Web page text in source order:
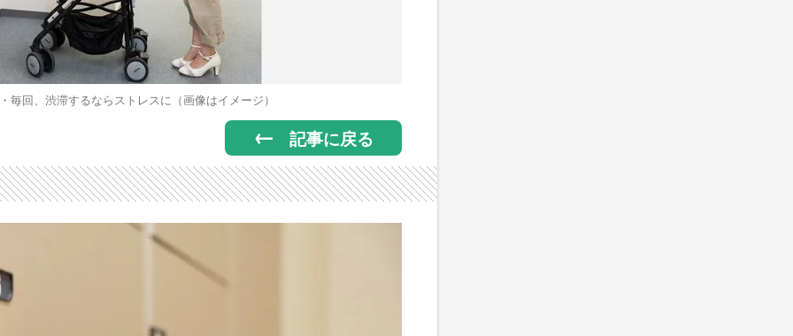
毎回、渋滞するならストレスに（画像はイメージ）
記事に戻る